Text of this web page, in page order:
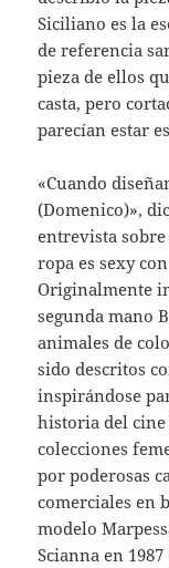
Siciliano es la
de referencia
pieza de ellos
casta, pero
parecían estar
«Cuando
(Domenico)»,
entrevista
ropa es sexy
Originalmente
segunda mano
animales de
sido descritos
inspirándose
historia del
colecciones
por poderosas
comerciales en
modelo
Scianna en